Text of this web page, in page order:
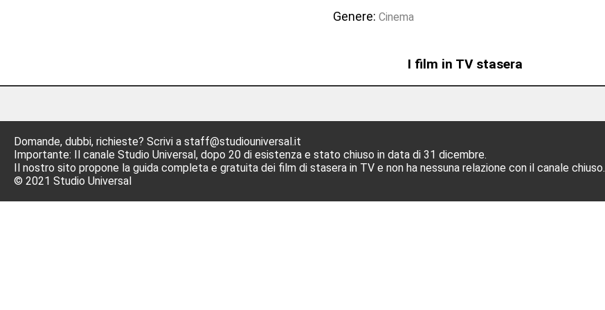
Genere: Cinema
I film in TV stasera
Domande, dubbi, richieste? Scrivi a staff@studiouniversal.it
Importante: Il canale Studio Universal, dopo 20 di esistenza e stato chiuso in data di 31 dicembre.
Il nostro sito propone la guida completa e gratuita dei film di stasera in TV e non ha nessuna relazione con il canale chiuso.
© 2021 Studio Universal